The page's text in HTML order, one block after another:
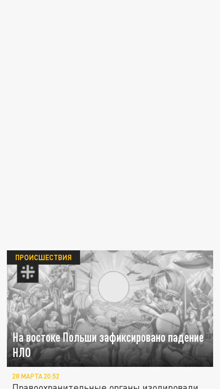
На востоке Польши зафиксировано падение
НЛО
ПРОИСШЕСТВИЯ
28 МАРТА 20:52